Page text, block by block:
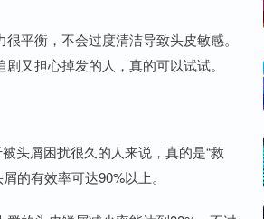
平衡，不会过度清洁导致头皮敏感。
又担心掉发的人，真的可以试试。
头屑困扰很久的人来说，真的是“救
的有效率可达90%以上。